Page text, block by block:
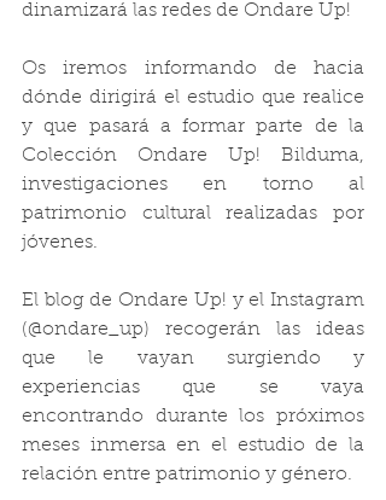
dinamizará las redes de Ondare Up!
Os iremos informando de hacia
dónde dirigirá el estudio que realice
y que pasará a formar parte de la
Colección Ondare Up! Bilduma,
investigaciones en torno al
patrimonio cultural realizadas por
jóvenes.
El blog de Ondare Up! y el Instagram
(@ondare_up) recogerán las ideas
que le vayan surgiendo y
experiencias que se vaya
encontrando durante los próximos
meses inmersa en el estudio de la
relación entre patrimonio y género.